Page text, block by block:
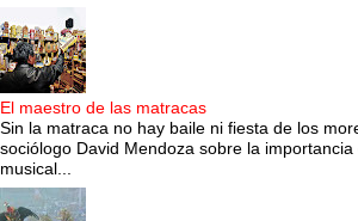
El maestro de las matracas
Sin la matraca no hay baile ni fiesta de los
sociólogo David Mendoza sobre la
musical...